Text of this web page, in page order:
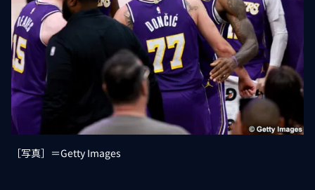
［写真］＝Getty Images